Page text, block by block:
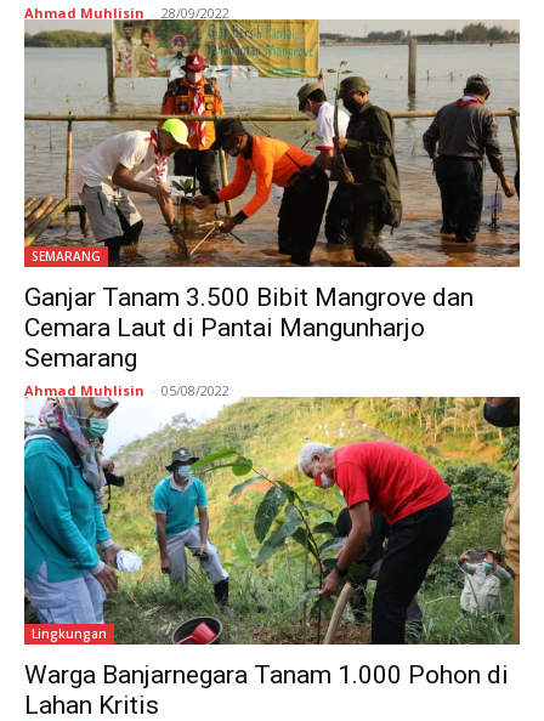
Ahmad Muhlisin - 28/09/2022
SEMARANG
Ganjar Tanam 3.500 Bibit Mangrove dan
Cemara Laut di Pantai Mangunharjo
Semarang
Ahmad Muhlisin - 05/08/2022
Lingkungan
Warga Banjarnegara Tanam 1.000 Pohon di
Lahan Kritis